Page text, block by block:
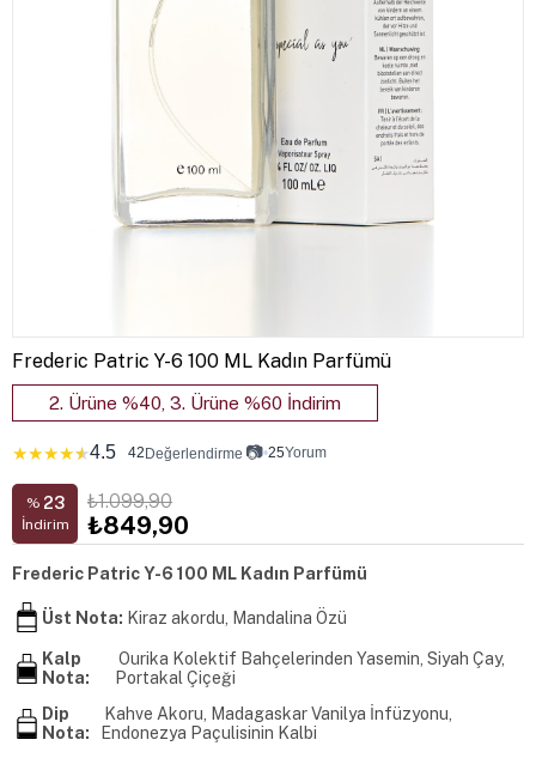
Frederic Patric Y-6 100 ML Kadın Parfümü
2. Ürüne %40, 3. Ürüne %60 İndirim
★★★★★4.5 42 Değerlendirme 📷•25Yorum
% 23
İndirim
₺1.099,90
₺849,90
Frederic Patric Y-6 100 ML Kadın Parfümü
Üst Nota: Kiraz akordu, Mandalina Özü
Kalp
Nota:
Ourika Kolektif Bahçelerinden Yasemin, Siyah Çay,
Portakal Çiçeği
Dip
Nota:
Kahve Akoru, Madagaskar Vanilya İnfüzyonu,
Endonezya Paçulisinin Kalbi